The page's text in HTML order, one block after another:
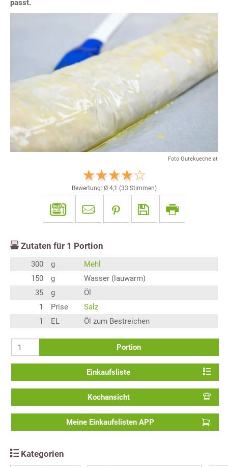
passt.
Foto Gutekueche.at
Bewertung: Ø 4,1 (33 Stimmen)
Zutaten für 1 Portion
300 g
Mehl
150
g
Wasser (lauwarm)
35
g
Öl
1
Prise
Salz
1
EL Öl zum Bestreichen
Portion
Einkaufsliste
Kochansicht
Meine Einkaufslisten APP
Kategorien